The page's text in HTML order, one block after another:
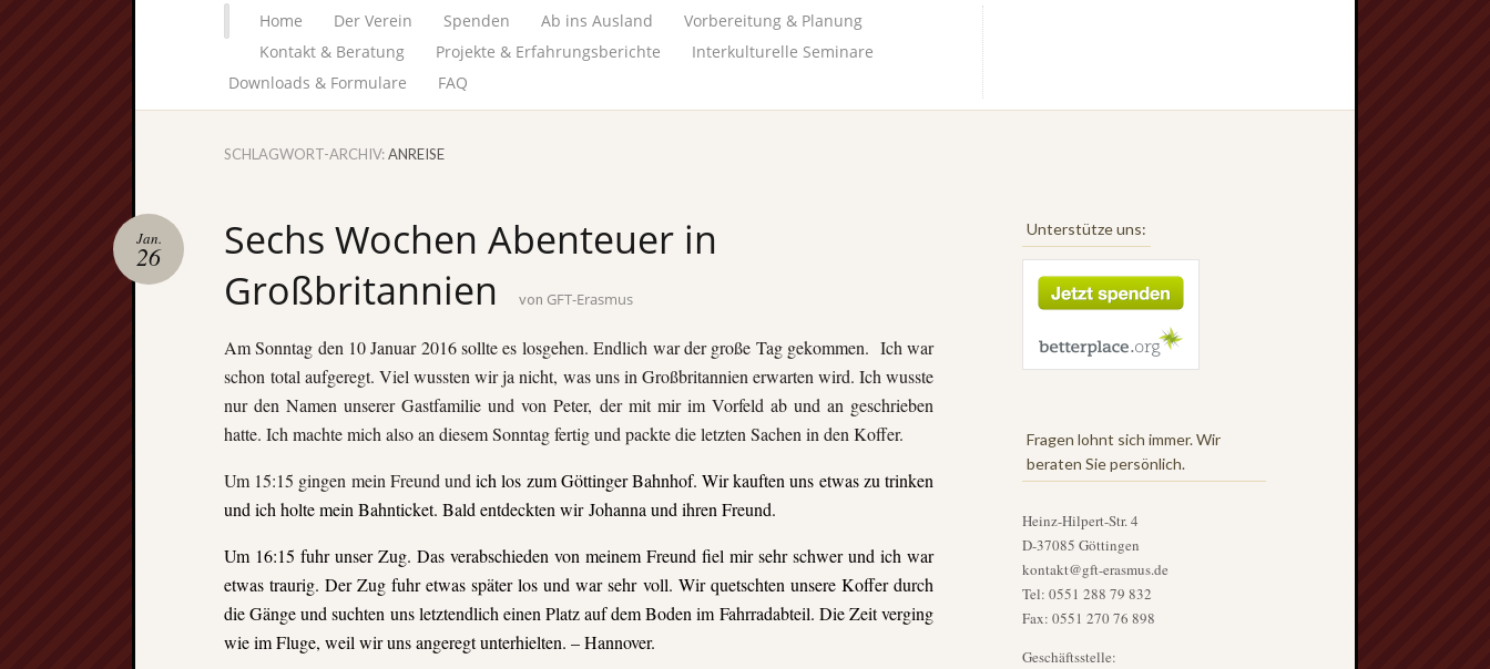
Home Der Verein Spenden Ab ins Ausland
Vorbereitung & Planung
Kontakt & Beratung
Projekte & Erfahrungsberichte
Interkulturelle Seminare
Downloads & Formulare
FAQ
SCHLAGWORT-ARCHIV:ANREISE
Sechs Wochen Abenteuer in
Großbritannien
Jan.
26
von GFT-Erasmus
Am Sonntag den 10 Januar 2016 sollte es losgehen. Endlich war der große Tag gekommen. Ich war
schon total aufgeregt. Viel wussten wir ja nicht, was uns in Großbritannien erwarten wird. Ich wusste
nurden Namen unserer Gastfamilie und von Peter, der mit mir im Vorfeld ab und an geschrieben
hatte. Ich machte mich also an diesem Sonntag fertig und packte die letzten Sachen in den Koffer.
Um 15:15 gingen mein Freund undich los zum Göttinger Bahnhof. Wir kauften uns etwas zu trinken
und ich holte mein Bahnticket. Bald entdeckten wir Johanna und ihren Freund.
Um 16:15 fuhr unser Zug. Das verabschieden von meinem Freund fiel mir sehr schwer und ich war
etwas traurig. Der Zug fuhr etwas später los und war sehr voll. Wir quetschten unsere Koffer durch
die Gänge und suchten uns letztendlich einen Platz auf dem Boden im Fahrradabteil. Die Zeit verging
wie im Fluge, weil wir uns angeregt unterhielten. – Hannover.
Unterstütze uns:
Fragen lohnt sich immer. Wir
beraten Sie persönlich.
Heinz-Hilpert-Str. 4
D-37085 Göttingen
kontakt@gft-erasmus.de
Tel: 0551 288 79 832
Fax: 0551 270 76 898
Geschäftsstelle: